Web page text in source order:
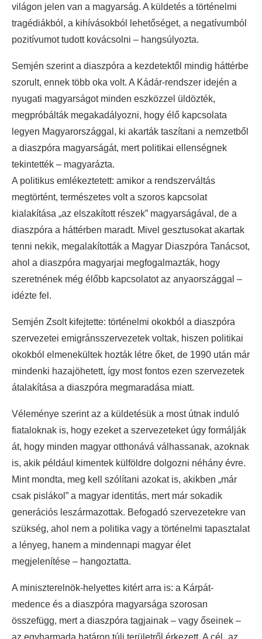
világon jelen van a magyarság. A küldetés a történelmi
tragédiákból, a kihívásokból lehetőséget, a negatívumból
pozitívumot tudott kovácsolni – hangsúlyozta.
Semjén szerint a diaszpóra a kezdetektől mindig háttérbe
szorult, ennek több oka volt. A Kádár-rendszer idején a
nyugati magyarságot minden eszközzel üldözték,
megpróbálták megakadályozni, hogy élő kapcsolata
legyen Magyarországgal, ki akarták taszítani a nemzetből
a diaszpóra magyarságát, mert politikai ellenségnek
tekintették – magyarázta.
A politikus emlékeztetett: amikor a rendszerváltás
megtörtént, természetes volt a szoros kapcsolat
kialakítása „az elszakított részek” magyarságával, de a
diaszpóra a háttérben maradt. Mivel gesztusokat akartak
tenni nekik, megalakították a Magyar Diaszpóra Tanácsot,
ahol a diaszpóra magyarjai megfogalmazták, hogy
szeretnének még élőbb kapcsolatot az anyaországgal –
idézte fel.
Semjén Zsolt kifejtette: történelmi okokból a diaszpóra
szervezetei emigránsszervezetek voltak, hiszen politikai
okokból elmenekültek hozták létre őket, de 1990 után már
mindenki hazajöhetett, így most fontos ezen szervezetek
átalakítása a diaszpóra megmaradása miatt.
Véleménye szerint az a küldetésük a most útnak induló
fiataloknak is, hogy ezeket a szervezeteket úgy formálják
át, hogy minden magyar otthonává válhassanak, azoknak
is, akik például kimentek külföldre dolgozni néhány évre.
Mint mondta, meg kell szólítani azokat is, akikben „már
csak pislákol” a magyar identitás, mert már sokadik
generációs leszármazottak. Befogadó szervezetekre van
szükség, ahol nem a politika vagy a történelmi tapasztalat
a lényeg, hanem a mindennapi magyar élet
megjelenítése – hangoztatta.
A miniszterelnök-helyettes kitért arra is: a Kárpát-
medence és a diaszpóra magyarsága szorosan
összefügg, mert a diaszpóra tagjainak – vagy őseinek –
az egyharmada határon túli területről érkezett. A cél „az